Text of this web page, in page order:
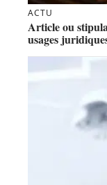
ACTU
Article ou
usages